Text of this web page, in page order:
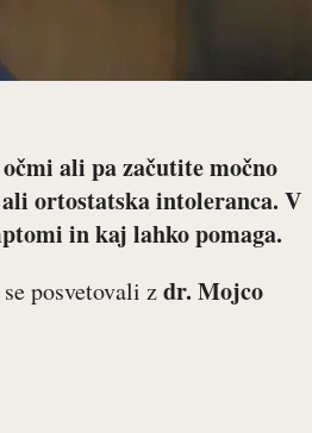
ali pa začutite močno
ortostatska intoleranca. V
in kaj lahko pomaga.
posvetovali zdr. Mojco